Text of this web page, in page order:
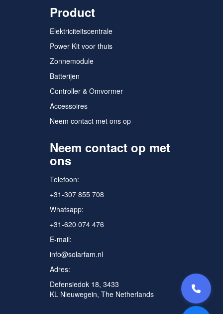
Product
Elektriciteitscentrale
Power Kit voor thuis
Zonnemodule
Batterijen
Controller & Omvormer
Accessoires
Neem contact met ons op
Neem contact op met
ons
Telefoon:
+31-307 855 708
Whatsapp:
+31-620 074 476
E-mail:
info@solarfam.nl
Adres:
Defensiedok 18, 3433
KL Nieuwegein, The Netherlands